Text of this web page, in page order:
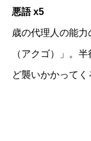
悪語 x5
歳の代理人の能
（アクゴ）」。
ど襲いかかってく